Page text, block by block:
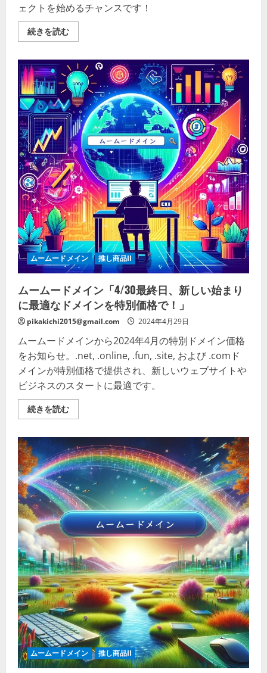
ェクトを始めるチャンスです！
続きを読む夏
空
合
う
ド
メ
イ
ン
を、
こ
の
夏、
あ
な
た
の
手
に
—
ム
ー
ム
ー
ド
メ
イ
ン
で
そ
ん
な
な
の
熱
意
を
全
力
で
サ
ポ
ト
詳
細
を
ご
覧
く
だ
さ
い
ムームードメイン 推し商品II
ムームードメイン「4/30最終日、新しい始まり
に最適なドメインを特別価格で！」
pikakichi2015@gmail.com 2024年4月29日
ムームードメインから2024年4月の特別ドメイン価格
をお知らせ。.net, .online, .fun, .site, および .comド
メインが特別価格で提供され、新しいウェブサイトや
ビジネスのスタートに最適です。
続きを読むム
ー
ド
メ
イ
ン
「4/30
最
終
日、
新
し
い
始
ま
り
に
最
適
な
ド
メ
イ
ン
を
特
別
価
格
で！」
ムームードメイン 推し商品II